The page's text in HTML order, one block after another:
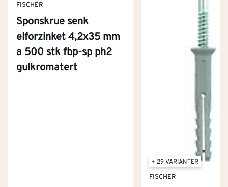
FISCHER
Sponskrue senk
elforzinket 4,2x35 mm
a 500 stk fbp-sp ph2
gulkromatert
+ 29 VARIANTER
FISCHER